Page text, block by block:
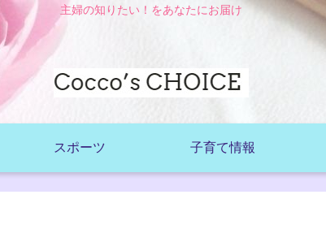
主婦の知りたい！をあなたにお届け
スポーツ 子育て情報